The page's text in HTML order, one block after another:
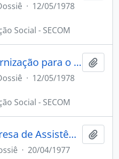
· 12/05/1978
Social - SECOM
Almoço de confraternização para o Secretario do Interior e Transportes Belmiro Teixeira Pimenta, Vitória ES
· 12/05/1978
Social - SECOM
Aniversário da Empresa de Assistência Técnica e Extensão Rural do Espírito Santo EMATER, Vitória
· 20/04/1977